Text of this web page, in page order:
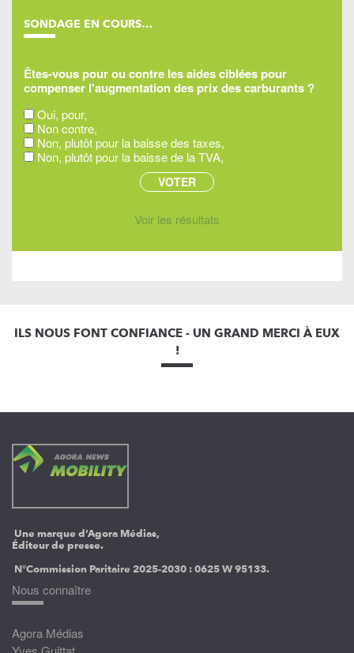
SONDAGE EN COURS…
Êtes-vous pour ou contre les aides ciblées pour
compenser l'augmentation des prix des carburants ?
Oui, pour,
Non contre,
Non, plutôt pour la baisse des taxes,
Non, plutôt pour la baisse de la TVA,
Voir les résultats
ILS NOUS FONT CONFIANCE - UN GRAND MERCI À EUX
!
Une marque d’Agora Médias,
Éditeur de presse.
N°Commission Paritaire 2025-2030 :0625 W 95133.
Nous connaître
Agora Médias